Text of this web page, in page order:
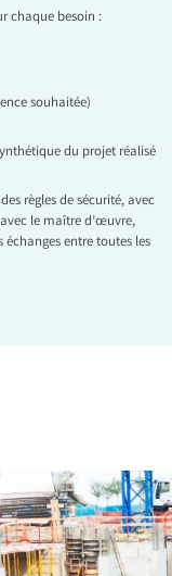
chaque besoin :
souhaitée)
du projet réalisé
règles de sécurité, avec
le maître d’œuvre,
entre toutes les